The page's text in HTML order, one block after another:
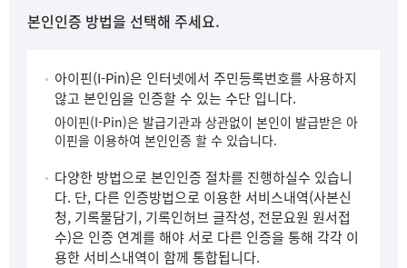
본인인증 방법을 선택해 주세요.
아이핀(I-Pin)은 인터넷에서 주민등록번호를 사용하지
않고 본인임을 인증할 수 있는 수단 입니다.
아이핀(I-Pin)은 발급기관과 상관없이 본인이 발급받은 아
이핀을 이용하여 본인인증 할 수 있습니다.
다양한 방법으로 본인인증 절차를 진행하실수 있습니
다. 단, 다른 인증방법으로 이용한 서비스내역(사본신
청, 기록물담기, 기록인허브 글작성, 전문요원 원서접
수)은 인증 연계를 해야 서로 다른 인증을 통해 각각 이
용한 서비스내역이 함께 통합됩니다.